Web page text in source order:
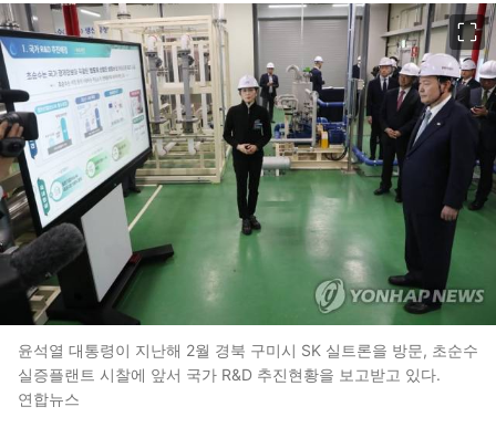
윤석열 대통령이 지난해 2월 경북 구미시 SK 실트론을 방문, 초순수
실증플랜트 시찰에 앞서 국가 R&D 추진현황을 보고받고 있다.
연합뉴스